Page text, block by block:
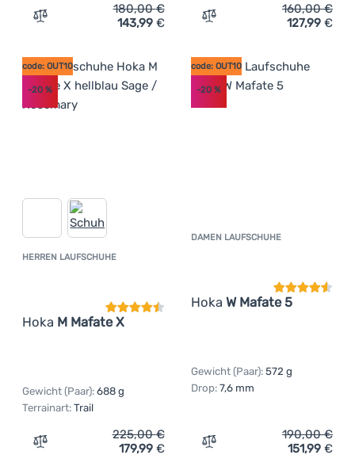
Zum Vergleich 'Herren Laufschuhe Hoka M Bondi 9'
180,00€
143,99 € Zum Vergleich
160,00€
127,99 €
HERREN LAUFSCHUHE
Hoka M Mafate X
Kundenbewertung
code: OUT10
-20 %
Gewicht (Paar): 688 g
Terrainart: Trail
Zum Vergleich 'Herren Laufschuhe Hoka M Mafate X'
225,00€
179,99 €
DAMEN LAUFSCHUHE
Hoka W Mafate 5
code: OUT10
-20%
Gewicht (Paar): 572 g
Drop: 7,6 mm
Zum Vergleich 'Damen
190,00€
151,99 €